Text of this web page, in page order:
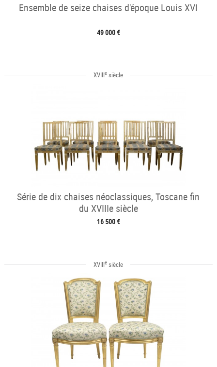
Ensemble de seize chaises d'époque Louis XVI
49 000 €
XVIIIe siècle
Série de dix chaises néoclassiques, Toscane fin
du XVIIIe siècle
16 500 €
XVIIIe siècle